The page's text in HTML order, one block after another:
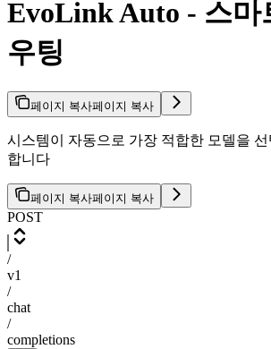
EvoLink Auto - 스마
우팅
페이지 복사페이지 복사
시스템이 자동으로 가장 적합한 모델을 선
합니다
페이지 복사페이지 복사
POST
/
v1
/
chat
/
completions